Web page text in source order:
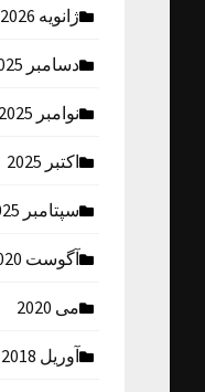
ژانویه 2026
دسامبر 2025
نوامبر 2025
اکتبر 2025
سپتامبر 2025
آگوست 2020
می 2020
آوریل 2018